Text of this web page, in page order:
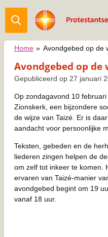
Ga
direct
naar
de
hoofdinhoud
Home » Avondgebed op de
Avondgebed op de
Gepubliceerd op 27 januari
Op zondagavond 10
Zionskerk, een bijzondere
de wijze van Taizé. Er is
aandacht voor persoonlijke
Teksten, gebeden en de
liederen zingen helpen de
om zelf tot inkeer te komen.
ervaren van Taizé-manier
avondgebed begint om 19
vanaf 18 uur.